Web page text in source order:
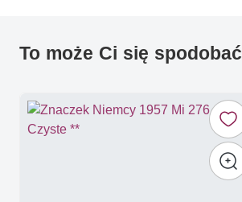
To może Ci się spodobać